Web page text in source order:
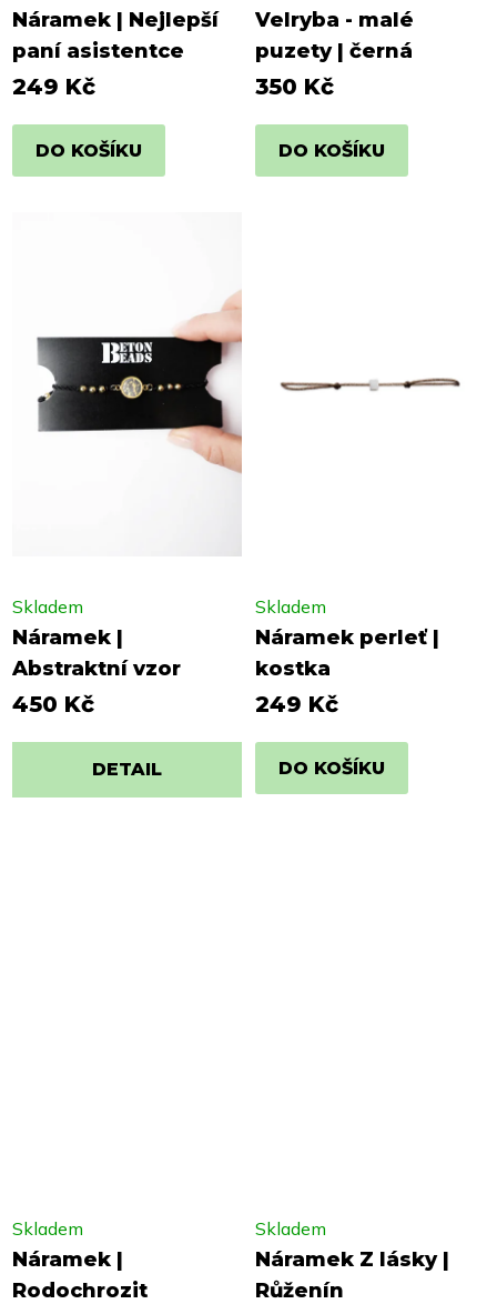
Náramek | Nejlepší
paní asistentce
249 Kč
DO KOŠÍKU
Velryba - malé
puzety | černá
350 Kč
DO KOŠÍKU
Náramek |
Abstraktní vzor
Skladem
450 Kč
DETAIL
Náramek perleť |
kostka
Skladem
249 Kč
DO KOŠÍKU
Náramek |
Rodochrozit
Skladem
Náramek Z lásky |
Růženín
Skladem